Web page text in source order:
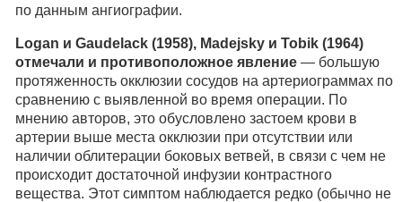
по данным ангиографии.
Logan и Gaudelack (1958), Madejsky и Tobik (1964)
отмечали и противоположное явление — большую
протяженность окклюзии сосудов на артериограммах по
сравнению с выявленной во время операции. По
мнению авторов, это обусловлено застоем крови в
артерии выше места окклюзии при отсутствии или
наличии облитерации боковых ветвей, в связи с чем не
происходит достаточной инфузии контрастного
вещества. Этот симптом наблюдается редко (обычно не